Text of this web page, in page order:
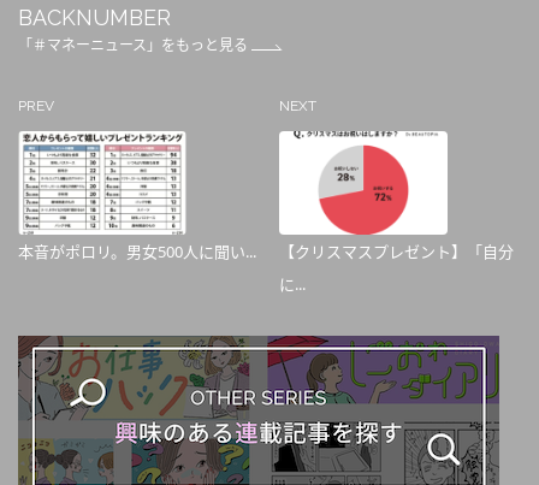
BACKNUMBER
「＃マネーニュース」をもっと見る
PREV
本音がポロリ。男女500人に聞い...
NEXT
【クリスマスプレゼント】「⾃分
に...